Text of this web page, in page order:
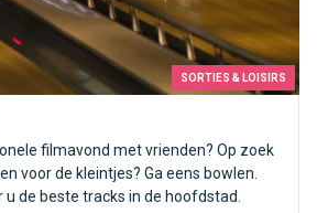
SORTIES & LOISIRS
filmavond met vrienden? Op zoek
voor de kleintjes? Ga eens bowlen.
u de beste tracks in de hoofdstad.